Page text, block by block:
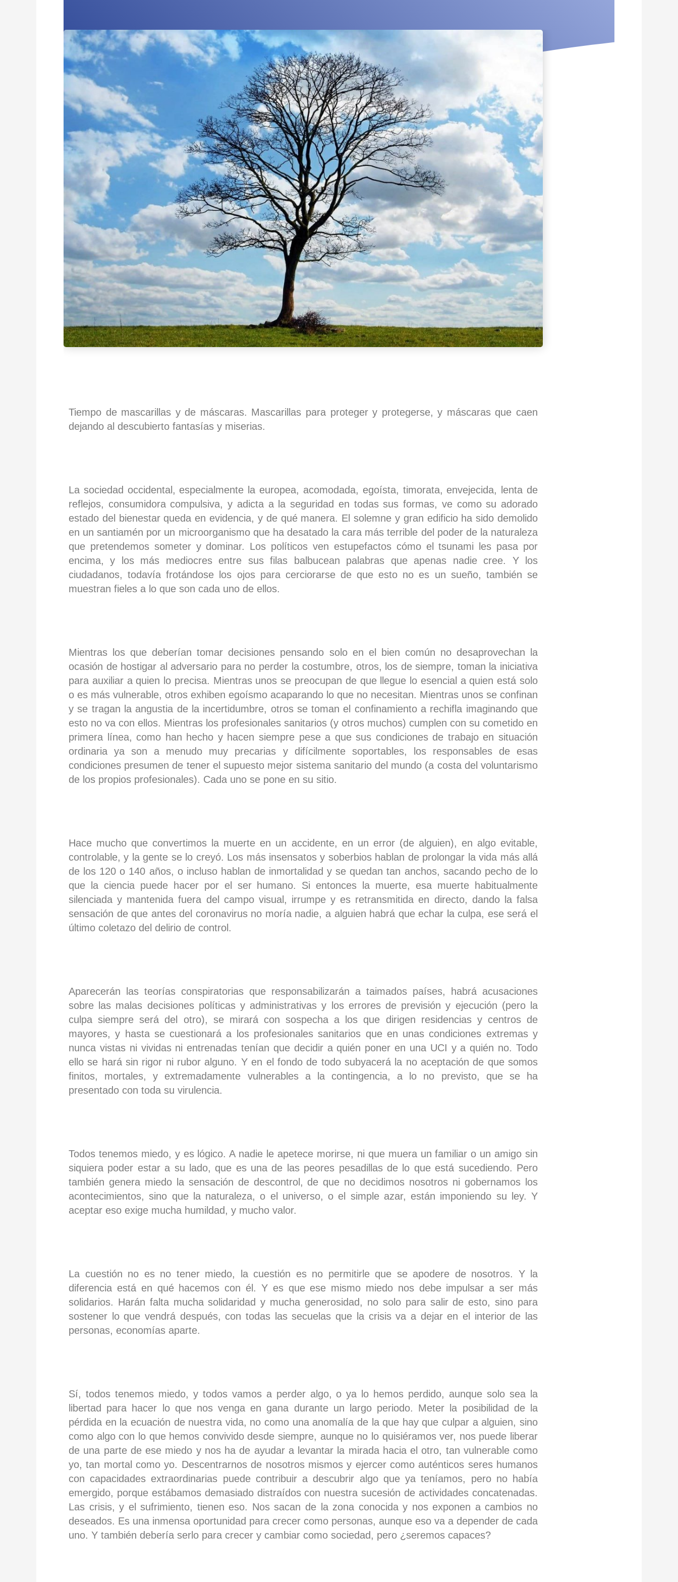
Tiempo de mascarillas y de máscaras. Mascarillas para proteger y protegerse, y máscaras que caen
dejando al descubierto fantasías y miserias.
La sociedad occidental, especialmente la europea, acomodada, egoísta, timorata, envejecida, lenta de
reflejos, consumidora compulsiva, y adicta a la seguridad en todas sus formas, ve como su adorado
estado del bienestar queda en evidencia, y de qué manera. El solemne y gran edificio ha sido demolido
en un santiamén por un microorganismo que ha desatado la cara más terrible del poder de la naturaleza
que pretendemos someter y dominar. Los políticos ven estupefactos cómo el tsunami les pasa por
encima, y los más mediocres entre sus filas balbucean palabras que apenas nadie cree. Y los
ciudadanos, todavía frotándose los ojos para cerciorarse de que esto no es un sueño, también se
muestran fieles a lo que son cada uno de ellos.
Mientras los que deberían tomar decisiones pensando solo en el bien común no desaprovechan la
ocasión de hostigar al adversario para no perder la costumbre, otros, los de siempre, toman la iniciativa
para auxiliar a quien lo precisa. Mientras unos se preocupan de que llegue lo esencial a quien está solo
o es más vulnerable, otros exhiben egoísmo acaparando lo que no necesitan. Mientras unos se confinan
y se tragan la angustia de la incertidumbre, otros se toman el confinamiento a rechifla imaginando que
esto no va con ellos. Mientras los profesionales sanitarios (y otros muchos) cumplen con su cometido en
primera línea, como han hecho y hacen siempre pese a que sus condiciones de trabajo en situación
ordinaria ya son a menudo muy precarias y difícilmente soportables, los responsables de esas
condiciones presumen de tener el supuesto mejor sistema sanitario del mundo (a costa del voluntarismo
de los propios profesionales). Cada uno se pone en su sitio.
Hace mucho que convertimos la muerte en un accidente, en un error (de alguien), en algo evitable,
controlable, y la gente se lo creyó. Los más insensatos y soberbios hablan de prolongar la vida más allá
de los 120 o 140 años, o incluso hablan de inmortalidad y se quedan tan anchos, sacando pecho de lo
que la ciencia puede hacer por el ser humano. Si entonces la muerte, esa muerte habitualmente
silenciada y mantenida fuera del campo visual, irrumpe y es retransmitida en directo, dando la falsa
sensación de que antes del coronavirus no moría nadie, a alguien habrá que echar la culpa, ese será el
último coletazo del delirio de control.
Aparecerán las teorías conspiratorias que responsabilizarán a taimados países, habrá acusaciones
sobre las malas decisiones políticas y administrativas y los errores de previsión y ejecución (pero la
culpa siempre será del otro), se mirará con sospecha a los que dirigen residencias y centros de
mayores, y hasta se cuestionará a los profesionales sanitarios que en unas condiciones extremas y
nunca vistas ni vividas ni entrenadas tenían que decidir a quién poner en una UCI y a quién no. Todo
ello se hará sin rigor ni rubor alguno. Y en el fondo de todo subyacerá la no aceptación de que somos
finitos, mortales, y extremadamente vulnerables a la contingencia, a lo no previsto, que se ha
presentado con toda su virulencia.
Todos tenemos miedo, y es lógico. A nadie le apetece morirse, ni que muera un familiar o un amigo sin
siquiera poder estar a su lado, que es una de las peores pesadillas de lo que está sucediendo. Pero
también genera miedo la sensación de descontrol, de que no decidimos nosotros ni gobernamos los
acontecimientos, sino que la naturaleza, o el universo, o el simple azar, están imponiendo su ley. Y
aceptar eso exige mucha humildad, y mucho valor.
La cuestión no es no tener miedo, la cuestión es no permitirle que se apodere de nosotros. Y la
diferencia está en qué hacemos con él. Y es que ese mismo miedo nos debe impulsar a ser más
solidarios. Harán falta mucha solidaridad y mucha generosidad, no solo para salir de esto, sino para
sostener lo que vendrá después, con todas las secuelas que la crisis va a dejar en el interior de las
personas, economías aparte.
Sí, todos tenemos miedo, y todos vamos a perder algo, o ya lo hemos perdido, aunque solo sea la
libertad para hacer lo que nos venga en gana durante un largo periodo. Meter la posibilidad de la
pérdida en la ecuación de nuestra vida, no como una anomalía de la que hay que culpar a alguien, sino
como algo con lo que hemos convivido desde siempre, aunque no lo quisiéramos ver, nos puede liberar
de una parte de ese miedo y nos ha de ayudar a levantar la mirada hacia el otro, tan vulnerable como
yo, tan mortal como yo. Descentrarnos de nosotros mismos y ejercer como auténticos seres humanos
con capacidades extraordinarias puede contribuir a descubrir algo que ya teníamos, pero no había
emergido, porque estábamos demasiado distraídos con nuestra sucesión de actividades concatenadas.
Las crisis, y el sufrimiento, tienen eso. Nos sacan de la zona conocida y nos exponen a cambios no
deseados. Es una inmensa oportunidad para crecer como personas, aunque eso va a depender de cada
uno. Y también debería serlo para crecer y cambiar como sociedad, pero ¿seremos capaces?